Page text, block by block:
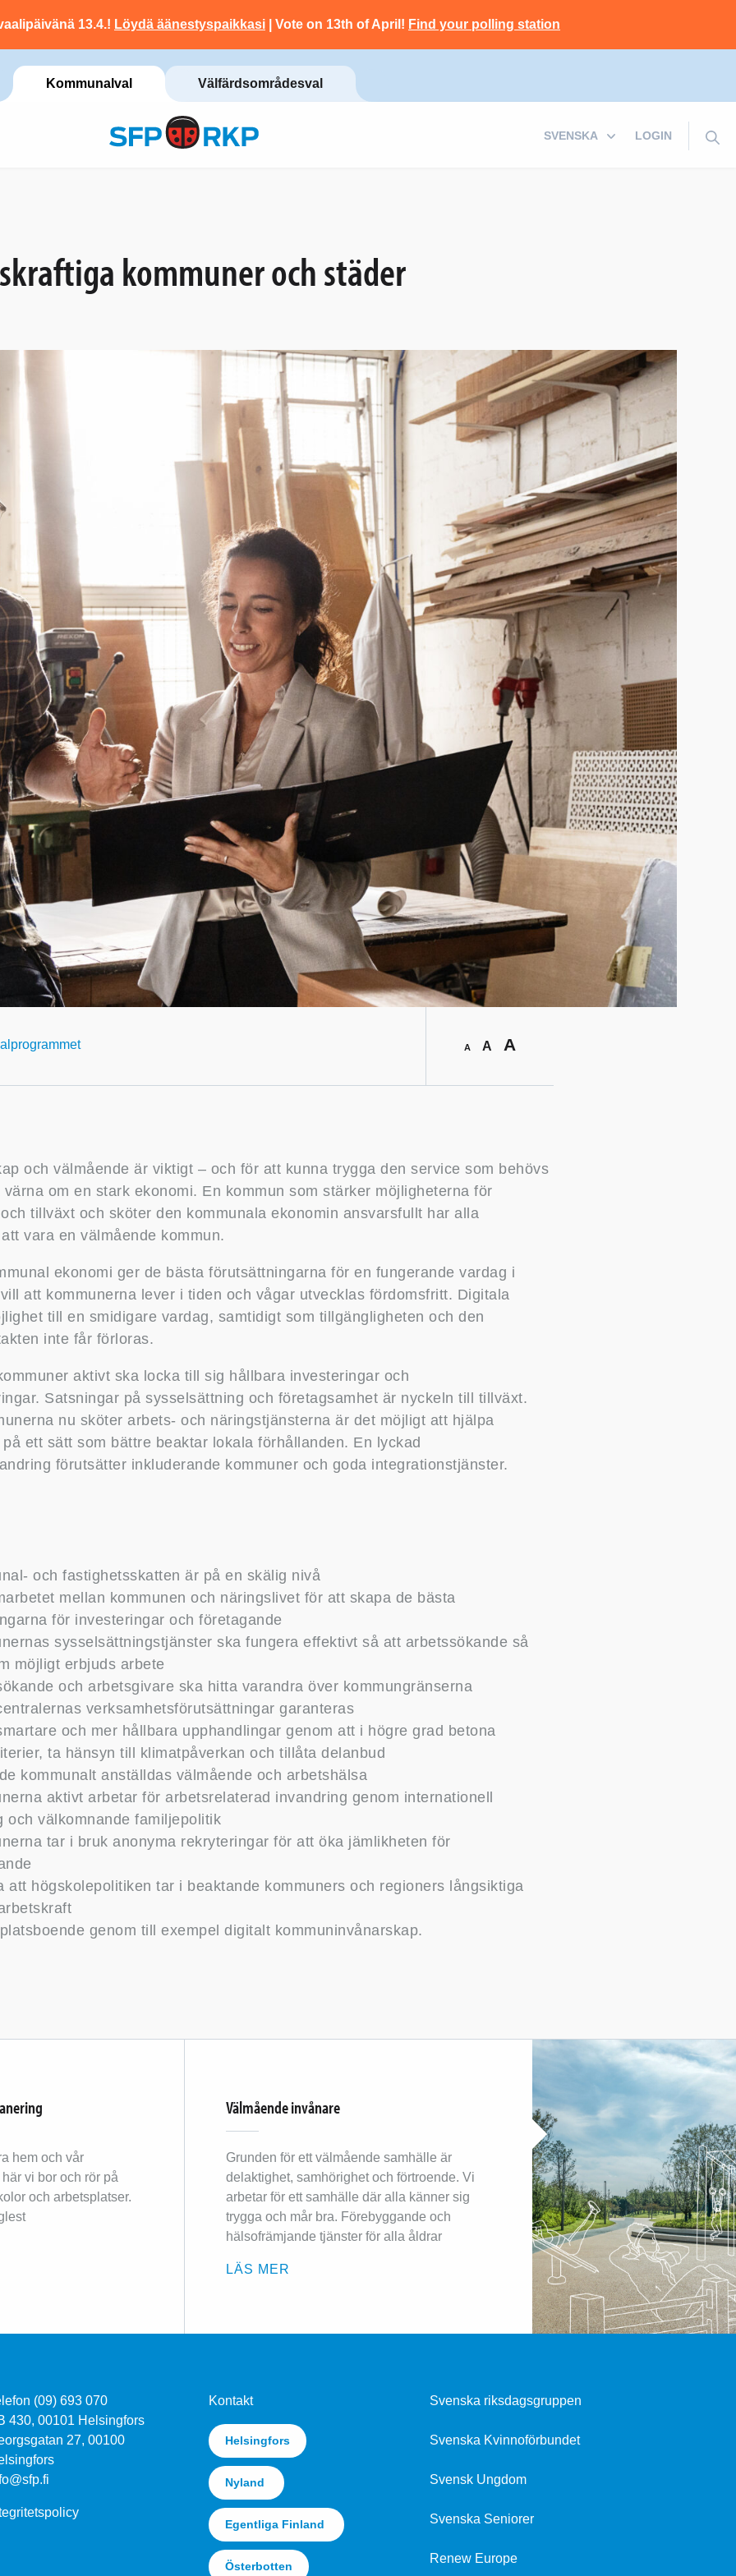
13.4.! Löydä äänestyspaikkasi | Vote on 13th of April! Find your polling station
Kommunalval Välfärdsområdesval
LOGIN
kommuner och städer
A A A
och välmående är viktigt – och för att kunna trygga den service som behövs
om en stark ekonomi. En kommun som stärker möjligheterna för
tillväxt och sköter den kommunala ekonomin ansvarsfullt har alla
vara en välmående kommun.
ekonomi ger de bästa förutsättningarna för en fungerande vardag i
att kommunerna lever i tiden och vågar utvecklas fördomsfritt. Digitala
till en smidigare vardag, samtidigt som tillgängligheten och den
inte får förloras.
aktivt ska locka till sig hållbara investeringar och
Satsningar på sysselsättning och företagsamhet är nyckeln till tillväxt.
nu sköter arbets- och näringstjänsterna är det möjligt att hjälpa
ett sätt som bättre beaktar lokala förhållanden. En lyckad
förutsätter inkluderande kommuner och goda integrationstjänster.
och fastighetsskatten är på en skälig nivå
mellan kommunen och näringslivet för att skapa de bästa
för investeringar och företagande
sysselsättningstjänster ska fungera effektivt så att arbetssökande så
möjligt erbjuds arbete
och arbetsgivare ska hitta varandra över kommungränserna
verksamhetsförutsättningar garanteras
och mer hållbara upphandlingar genom att i högre grad betona
ta hänsyn till klimatpåverkan och tillåta delanbud
kommunalt anställdas välmående och arbetshälsa
aktivt arbetar för arbetsrelaterad invandring genom internationell
och välkomnande familjepolitik
tar i bruk anonyma rekryteringar för att öka jämlikheten för
att högskolepolitiken tar i beaktande kommuners och regioners långsiktiga
genom till exempel digitalt kommuninvånarskap.
hem och vår
vi bor och rör på
och arbetsplatser.
Välmående invånare
Grunden för ett välmående samhälle är
delaktighet, samhörighet och förtroende. Vi
arbetar för ett samhälle där alla känner sig
trygga och mår bra. Förebyggande och
hälsofrämjande tjänster för alla åldrar
LÄS MER
(09) 693 070
430, 00101 Helsingfors
27, 00100
Kontakt
Helsingfors
Nyland
Egentliga Finland
Österbotten
Svenska riksdagsgruppen
Svenska Kvinnoförbundet
Svensk Ungdom
Svenska Seniorer
Renew Europe